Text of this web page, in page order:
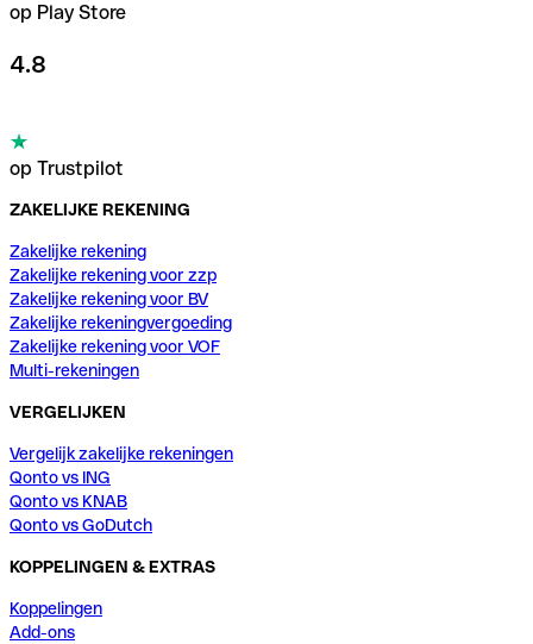
op Play Store
4.8
op Trustpilot
ZAKELIJKE REKENING
Zakelijke rekening
Zakelijke rekening voor zzp
Zakelijke rekening voor BV
Zakelijke rekeningvergoeding
Zakelijke rekening voor VOF
Multi-rekeningen
VERGELIJKEN
Vergelijk zakelijke rekeningen
Qonto vs ING
Qonto vs KNAB
Qonto vs GoDutch
KOPPELINGEN & EXTRAS
Koppelingen
Add-ons